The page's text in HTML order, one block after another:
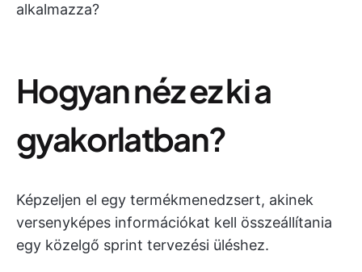
alkalmazza?
Hogyan néz ez ki a
gyakorlatban?
Képzeljen el egy termékmenedzsert, akinek
versenyképes információkat kell összeállítania
egy közelgő sprint tervezési üléshez.